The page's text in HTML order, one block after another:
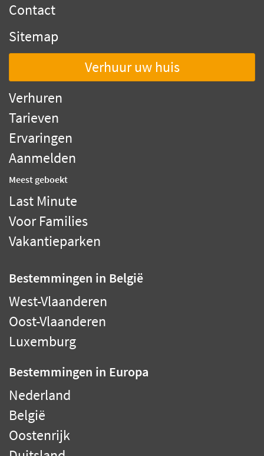
Contact
Sitemap
Verhuur uw huis
Verhuren
Tarieven
Ervaringen
Aanmelden
Meest geboekt
Last Minute
Voor Families
Vakantieparken
Bestemmingen in België
West-Vlaanderen
Oost-Vlaanderen
Luxemburg
Bestemmingen in Europa
Nederland
België
Oostenrijk